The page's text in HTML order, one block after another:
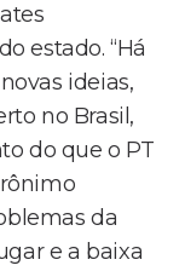
estado. “Há
ideias,
no Brasil,
do que o PT
da
e a baixa